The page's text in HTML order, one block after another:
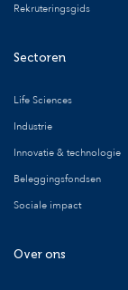
Rekruteringsgids
Sectoren
Life Sciences
Industrie
Innovatie & technologie
Beleggingsfondsen
Sociale impact
Over ons